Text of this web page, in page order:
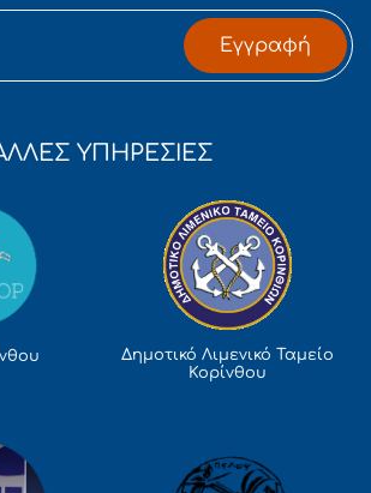
Εγγραφή
ΥΠΗΡΕΣΙΕΣ
Δημοτικό Λιμενικό Ταμείο
Κορίνθου